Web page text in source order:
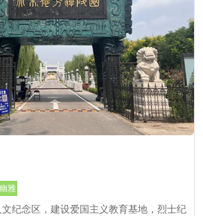
雅
纪念区，建设爱国主义教育基地，烈士纪